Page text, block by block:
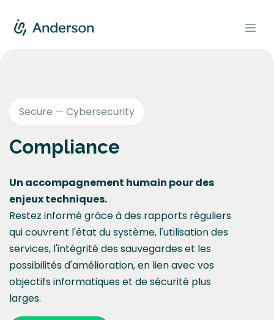
Secure — Cybersecurity
Compliance
Un accompagnement humain pour des
enjeux techniques.
Restez informé grâce à des rapports réguliers
qui couvrent l'état du système, l'utilisation des
services, l'intégrité des sauvegardes et les
possibilités d'amélioration, en lien avec vos
objectifs informatiques et de sécurité plus
larges.